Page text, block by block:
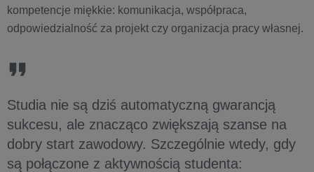
kompetencje miękkie: komunikacja, współpraca,
odpowiedzialność za projekt czy organizacja pracy własnej.
Studia nie są dziś automatyczną gwarancją
sukcesu, ale znacząco zwiększają szanse na
dobry start zawodowy. Szczególnie wtedy, gdy
są połączone z aktywnością studenta: